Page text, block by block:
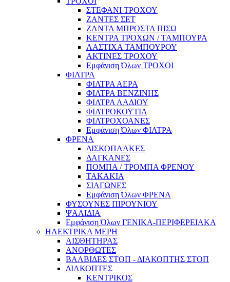
ΣΤΕΦΑΝΙ ΤΡΟΧΟΥ
ΖΑΝΤΕΣ ΣΕΤ
ΖΑΝΤΑ ΜΠΡΟΣΤΑ ΠΙΣΩ
ΚΕΝΤΡΑ ΤΡΟΧΩΝ / ΤΑΜΠΟΥΡΑ
ΛΑΣΤΙΧΑ ΤΑΜΠΟΥΡΟΥ
ΑΚΤΙΝΕΣ ΤΡΟΧΟΥ
Εμφάνιση Όλων ΤΡΟΧΟΙ
ΦΙΛΤΡΑ
ΦΙΛΤΡΑ ΑΕΡΑ
ΦΙΛΤΡΑ ΒΕΝΖΙΝΗΣ
ΦΙΛΤΡΑ ΛΑΔΙΟΥ
ΦΙΛΤΡΟΚΟΥΤΙΑ
ΦΙΛΤΡΟΧΟΑΝΕΣ
Εμφάνιση Όλων ΦΙΛΤΡΑ
ΦΡΕΝΑ
ΔΙΣΚΟΠΛΑΚΕΣ
ΔΑΓΚΑΝΕΣ
ΠΟΜΠΑ / ΤΡΟΜΠΑ ΦΡΕΝΟΥ
ΤΑΚΑΚΙΑ
ΣΙΑΓΩΝΕΣ
Εμφάνιση Όλων ΦΡΕΝΑ
ΦΥΣΟΥΝΕΣ ΠΙΡΟΥΝΙΟΥ
ΨΑΛΙΔΙΑ
Εμφάνιση Όλων ΓΕΝΙΚΑ-ΠΕΡΙΦΕΡΕΙΑΚΑ
ΗΛΕΚΤΡΙΚΑ ΜΕΡΗ
ΑΙΣΘΗΤΗΡΑΣ
ΑΝΟΡΘΩΤΕΣ
ΒΑΛΒΙΔΕΣ ΣΤΟΠ - ΔΙΑΚΟΠΤΗΣ ΣΤΟΠ
ΔΙΑΚΟΠΤΕΣ
ΚΕΝΤΡΙΚΟΣ